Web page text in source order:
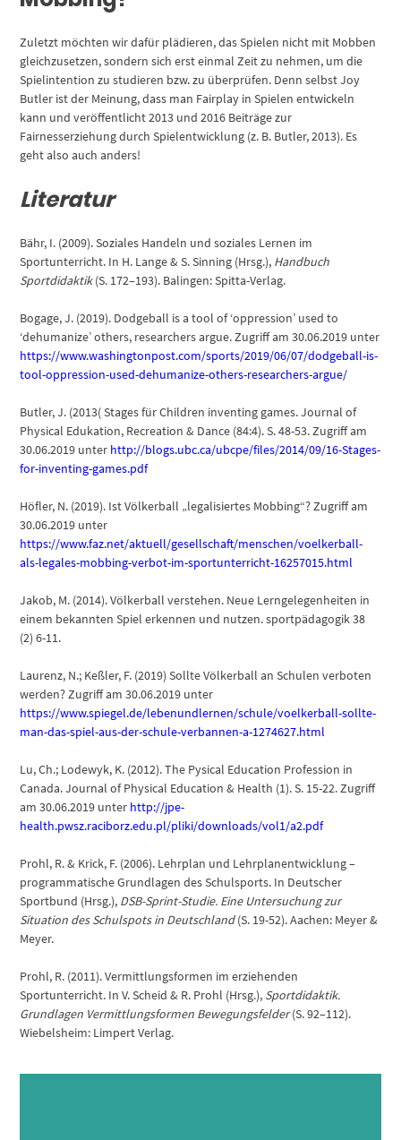
Zuletzt möchten wir dafür plädieren, das Spielen nicht mit Mobben
gleichzusetzen, sondern sich erst einmal Zeit zu nehmen, um die
Spielintention zu studieren bzw. zu überprüfen. Denn selbst Joy
Butler ist der Meinung, dass man Fairplay in Spielen entwickeln
kann und veröffentlicht 2013 und 2016 Beiträge zur
Fairnesserziehung durch Spielentwicklung (z. B. Butler, 2013). Es
geht also auch anders!
Literatur
Bähr, I. (2009). Soziales Handeln und soziales Lernen im
Sportunterricht. In H. Lange & S. Sinning (Hrsg.), Handbuch
Sportdidaktik(S. 172–193). Balingen: Spitta-Verlag.
Bogage, J. (2019). Dodgeball is a tool of ‘oppression’ used to
‘dehumanize’ others, researchers argue. Zugriff am 30.06.2019 unter
https://www.washingtonpost.com/sports/2019/06/07/dodgeball-is-
tool-oppression-used-dehumanize-others-researchers-argue/
Butler, J. (2013( Stages für Children inventing games. Journal of
Physical Edukation, Recreation & Dance (84:4). S. 48-53. Zugriff am
30.06.2019 unter http://blogs.ubc.ca/ubcpe/files/2014/09/16-Stages-
for-inventing-games.pdf
Höfler, N. (2019). Ist Völkerball „legalisiertes Mobbing“? Zugriff am
30.06.2019 unter
https://www.faz.net/aktuell/gesellschaft/menschen/voelkerball-
als-legales-mobbing-verbot-im-sportunterricht-16257015.html
Jakob, M. (2014). Völkerball verstehen. Neue Lerngelegenheiten in
einem bekannten Spiel erkennen und nutzen. sportpädagogik 38
(2) 6-11.
Laurenz, N.; Keßler, F. (2019) Sollte Völkerball an Schulen verboten
werden? Zugriff am 30.06.2019 unter
https://www.spiegel.de/lebenundlernen/schule/voelkerball-sollte-
man-das-spiel-aus-der-schule-verbannen-a-1274627.html
Lu, Ch.; Lodewyk, K. (2012). The Pysical Education Profession in
Canada. Journal of Physical Education & Health (1). S. 15-22. Zugriff
am 30.06.2019 unter http://jpe-
health.pwsz.raciborz.edu.pl/pliki/downloads/vol1/a2.pdf
Prohl, R. & Krick, F. (2006). Lehrplan und Lehrplanentwicklung –
programmatische Grundlagen des Schulsports. In Deutscher
Sportbund (Hrsg.), DSB-Sprint-Studie. Eine Untersuchung zur
Situation des Schulspots in Deutschland(S. 19-52). Aachen: Meyer &
Meyer.
Prohl, R. (2011). Vermittlungsformen im erziehenden
Sportunterricht. In V. Scheid & R. Prohl (Hrsg.), Sportdidaktik.
Grundlagen Vermittlungsformen Bewegungsfelder(S. 92–112).
Wiebelsheim: Limpert Verlag.